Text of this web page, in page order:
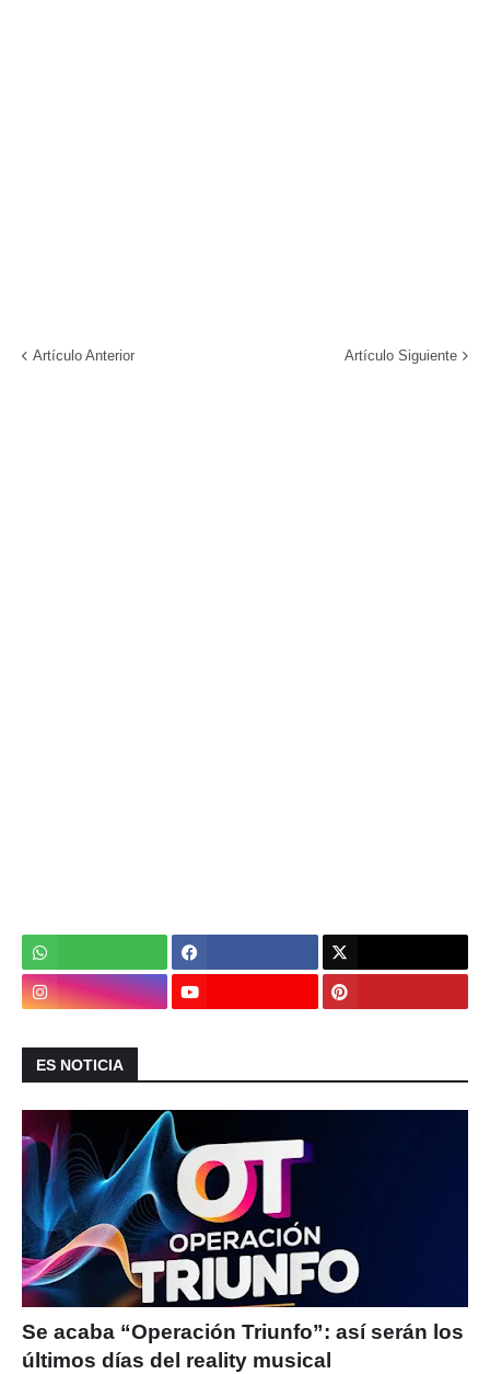
Artículo Anterior Artículo Siguiente
ES NOTICIA
Se acaba “Operación Triunfo”: así serán los
últimos días del reality musical